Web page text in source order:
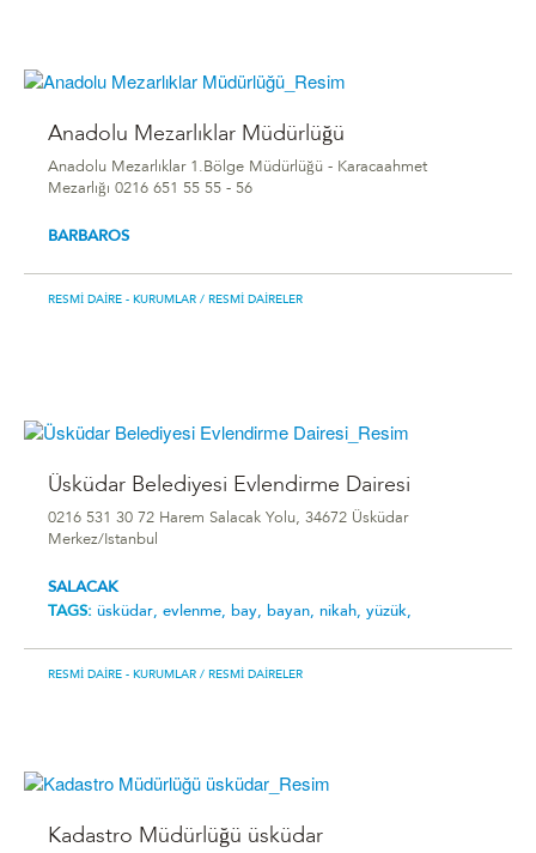
Anadolu Mezarlıklar Müdürlüğü
Anadolu Mezarlıklar 1.Bölge Müdürlüğü - Karacaahmet
Mezarlığı 0216 651 55 55 - 56
BARBAROS
RESMI DAIRE - KURUMLAR / RESMI DAIRELER
Üsküdar Belediyesi Evlendirme Dairesi
0216 531 30 72 Harem Salacak Yolu, 34672 Üsküdar
Merkez/Istanbul
SALACAK
TAGS: üsküdar, evlenme, bay, bayan, nikah, yüzük,
RESMI DAIRE - KURUMLAR / RESMI DAIRELER
Kadastro Müdürlüğü üsküdar